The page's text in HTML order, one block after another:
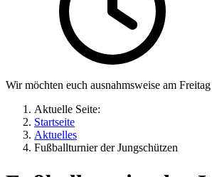
Wir möchten euch ausnahmsweise am
Aktuelle Seite:
Startseite
Aktuelles
Fußballturnier der Jungschützen